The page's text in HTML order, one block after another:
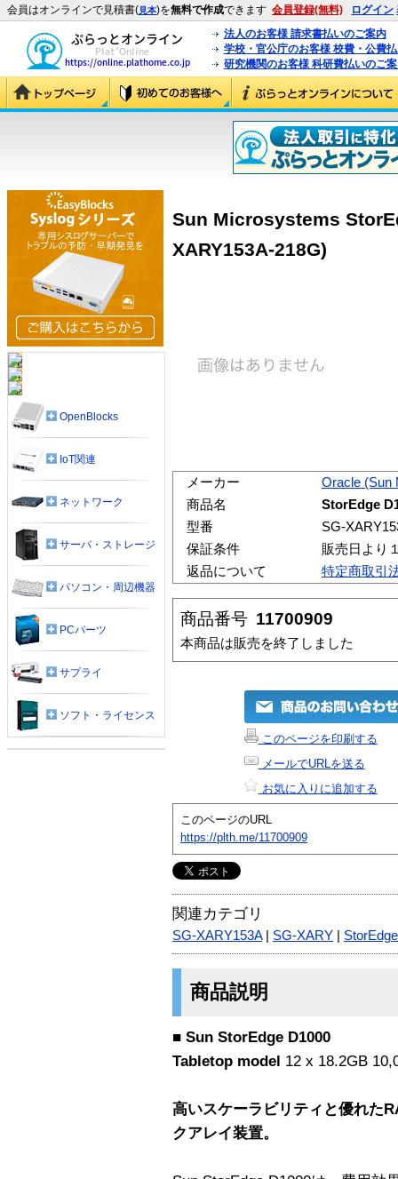
会員はオンラインで見積書(見本)を無料で作成できます 会員登録(無料) ログイン
法人のお客様 請求書払いのご案内
学校・官公庁のお客様 校費・公費
研究機関のお客様 科研費払いのご
Sun Microsystems
XARY153A-218G)
メーカー
Oracle (Sun
商品名
StorEdge
型番
SG-
保証条件
販売日より
返品について
特定商取引
商品番号 11700909
本商品は販売を終了しました
このページを印刷する
メールでURLを送る
お気に入りに追加する
このページのURL
https://plth.me/11700909
関連カテゴリ
SG-XARY153A| SG-XARY StorEdge
商品説明
■ Sun StorEdge D1000
Tabletop model 12 x 18.2GB
高いスケーラビリティと優れた
クアレイ装置。
OpenBlocks
IoT関連
ネットワーク
サーバ・ストレージ
パソコン・周辺機器
PCパーツ
サプライ
ソフト・ライセンス